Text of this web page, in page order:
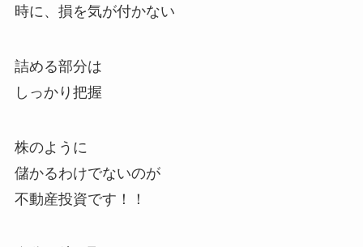
時に、損を気が付かない
詰める部分は
しっかり把握
株のように
儲かるわけでないのが
不動産投資です！！